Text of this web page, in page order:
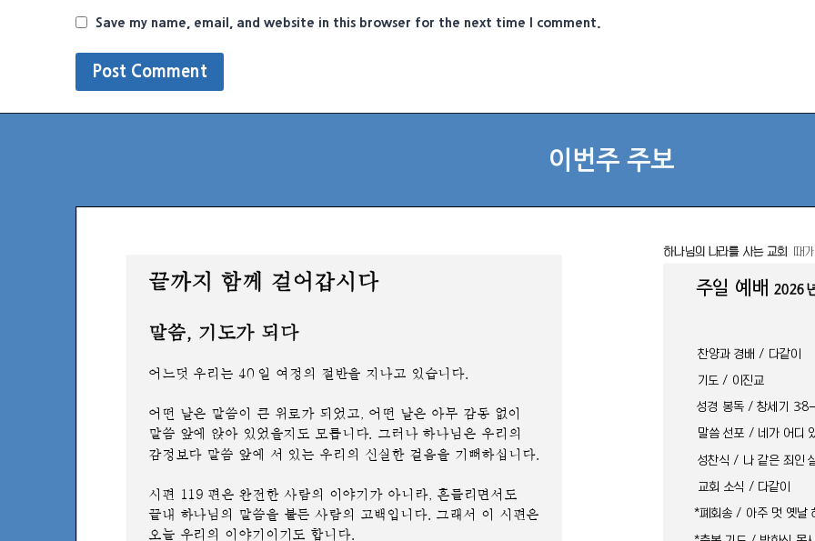
Save my name, email, and website in this browser for the next time I comment.
이번주 주보